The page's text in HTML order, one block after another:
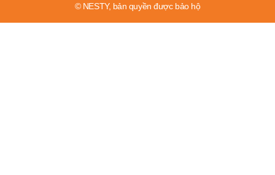
© NESTY, bản quyền được bảo hộ